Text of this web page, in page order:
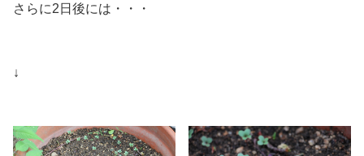
さらに2日後には・・・
↓